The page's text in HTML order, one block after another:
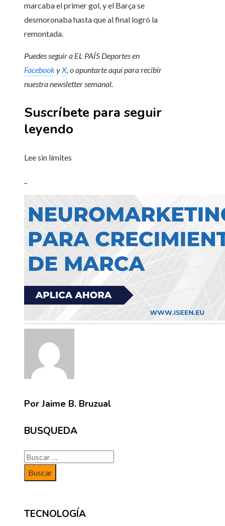
marcaba el primer gol, y el Barça se
desmoronaba hasta que al final logró la
remontada.
Puedes seguir a EL PAÍS Deportes en
FacebookyX, o apuntarte aquí para recibir
nuestra newsletter semanal.
Suscríbete para seguir
leyendo
Lee sin límites
Por Jaime B. Bruzual
BUSQUEDA
Buscar:
TECNOLOGÍA